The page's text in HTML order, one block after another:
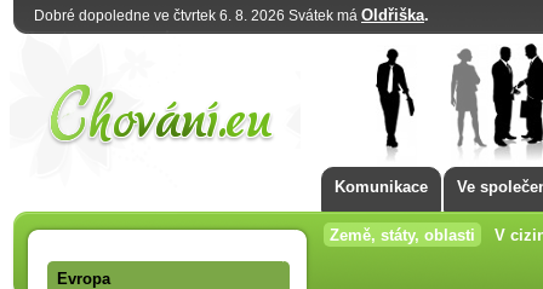
Dobré dopoledne ve čtvrtek 6. 8. 2026 Svátek má Oldřiška.
Komunikace Ve
Země, státy, oblasti V
Evropa